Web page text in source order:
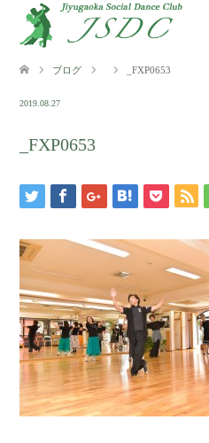
ブログ _FXP0653
2019.08.27
_FXP0653